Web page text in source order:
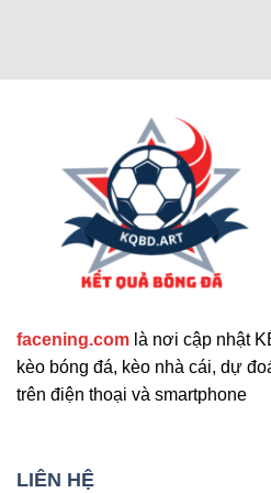
Ngoài các tính năng chính,
cấp nhiều công cụ hỗ trợ
mở rộng nổi bật mà bạn
facening.com là nơi cập nhật
kèo bóng đá, kèo nhà cái, dự
trên điện thoại và smartphone
LIÊN HỆ